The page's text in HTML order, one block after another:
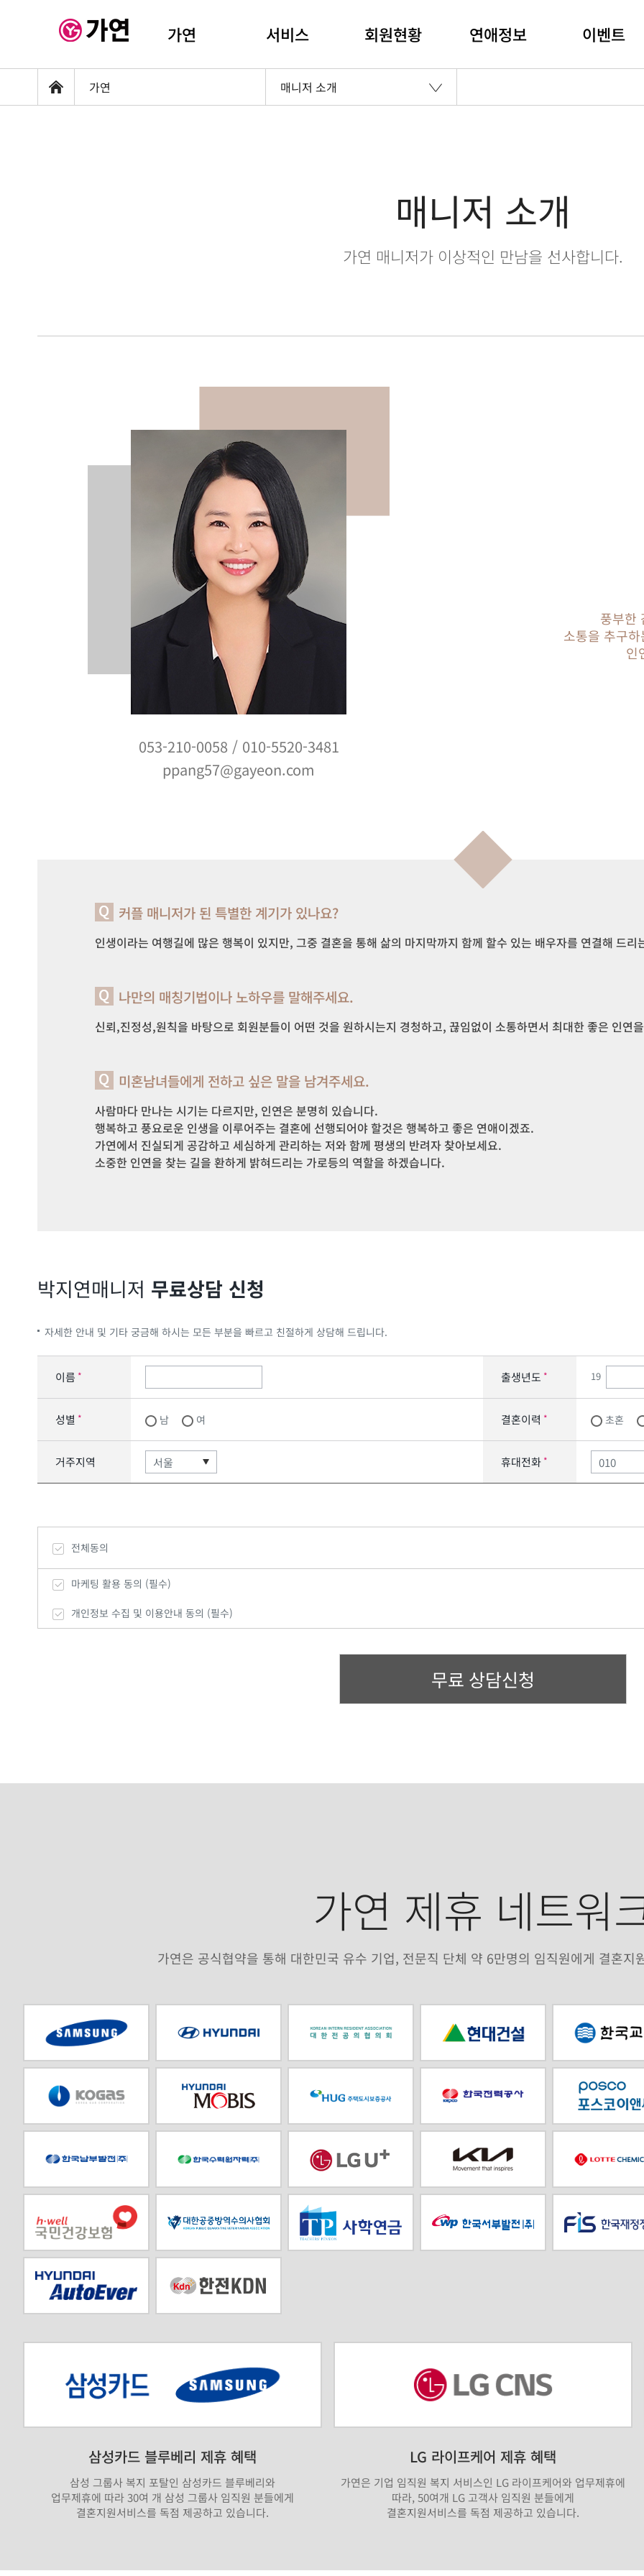
가연 서비스 회원현황 연애정보 이벤트
홈 가연 매니저 소개
매니저 소개
가연 매니저가 이상적인 만남을 선사합니다.
053-210-0058 / 010-5520-3481
ppang57@gayeon.com
풍부한
소통을 추구
인
커플 매니저가 된 특별한 계기가 있나요?
인생이라는 여행길에 많은 행복이 있지만, 그중 결혼을 통해 삶의 마지막까지 함께 할수 있는 배우자를 연결해 드
나만의 매칭기법이나 노하우를 말해주세요.
미혼남녀들에게 전하고 싶은 말을 남겨주세요.
사람마다 만나는 시기는 다르지만, 인연은 분명히 있습니다.
행복하고 풍요로운 인생을 이루어주는 결혼에 선행되어야 할것은 행복하고 좋은 연애이겠죠.
가연에서 진실되게 공감하고 세심하게 관리하는 저와 함께 평생의 반려자 찾아보세요.
소중한 인연을 찾는 길을 환하게 밝혀드리는 가로등의 역할을 하겠습니다.
박지연매니저 무료상담 신청
자세한 안내 및 기타 궁금해 하시는 모든 부분을 빠르고 친절하게 상담해 드립니다.
이름 * 출생년도 * 19
성별 * 남 여 결혼이력 * 초혼
거주지역 휴대전화 *
전체동의
마케팅 활용 동의 (필수)
개인정보 수집 및 이용안내 동의 (필수)
무료 상담신청
가연 제휴 네트워
가연은 공식협약을 통해 대한민국 유수 기업, 전문직 단체 약 6만명의 임직원에게 결혼지
삼성카드 블루베리 제휴 혜택
삼성 그룹사 복지 포탈인 삼성카드 블루베리와
업무제휴에 따라 30여 개 삼성 그룹사 임직원 분들에게
결혼지원서비스를 독점 제공하고 있습니다.
LG 라이프케어 제휴 혜택
가연은 기업 임직원 복지 서비스인 LG 라이프케어와 업무제휴에
따라, 50여개 LG 고객사 임직원 분들에게
결혼지원서비스를 독점 제공하고 있습니다.